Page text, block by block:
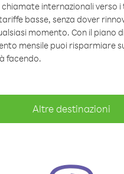
internazionali verso i
basse, senza dover
momento. Con il piano
mensile puoi risparmiare
facendo.
Altre destinazioni